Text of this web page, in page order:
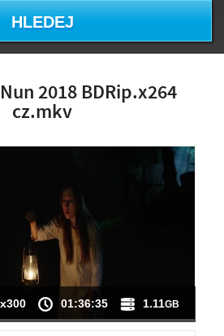
HLEDEJ
2018 BDRip.x264
cz.mkv
NENÍ K DISPOZICI
01:36:35 1.11GB